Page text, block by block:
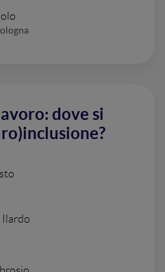
dove si
Ilardo